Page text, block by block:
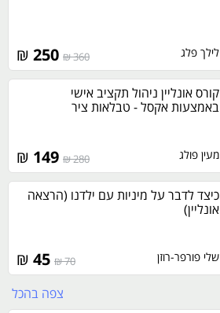
לילך פלג 360 ₪
₪
קורס אונליין ניהול תקציב אישי
באמצעות אקסל - טבלאות ציר
מעין פולג 280 ₪
₪
כיצד לדבר על מיניות עם ילדנו (הרצאה
אונליין)
שלי פורפר-רוזן 70 ₪
₪
צפה בהכל